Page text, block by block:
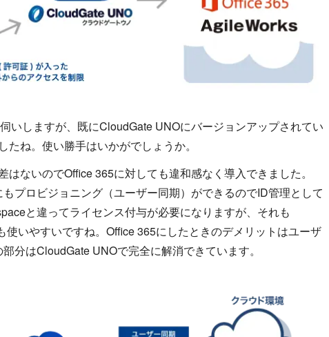
いしますが、既にCloudGate UNOにバージョンアップされてい
ね。使い勝手はいかがでしょうか。
ないのでOffice 365に対しても違和感なく導入できました。
プロビジョニング（ユーザー同期）ができるのでID管理として
と違ってライセンス付与が必要になりますが、それも
いやすいですね。Office 365にしたときのデメリットはユーザ
分はCloudGate UNOで完全に解消できています。